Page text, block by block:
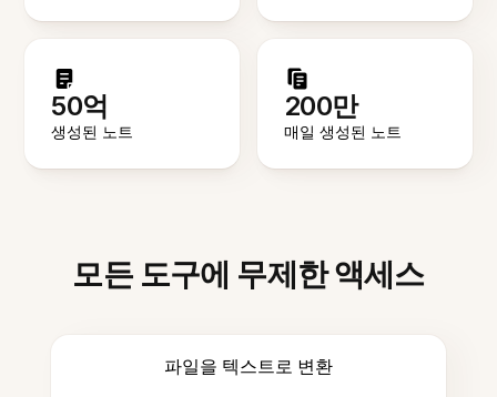
50억
생성된 노트
200만
매일 생성된 노트
모든 도구에 무제한 액세스
파일을 텍스트로 변환